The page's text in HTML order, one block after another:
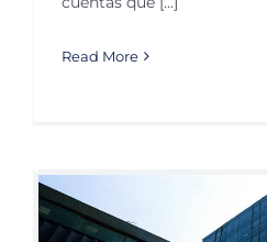
Read More